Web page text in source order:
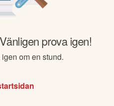
prova igen!
om en stund.